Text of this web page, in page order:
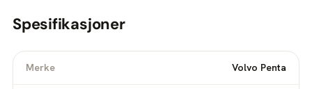
Spesifikasjoner
Merke Volvo Penta